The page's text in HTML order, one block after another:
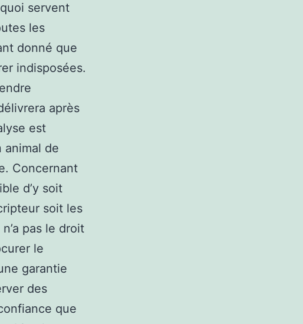
servent
les
donné que
indisposées.
après
est
de
Concernant
d’y soit
soit les
pas le droit
le
garantie
des
que